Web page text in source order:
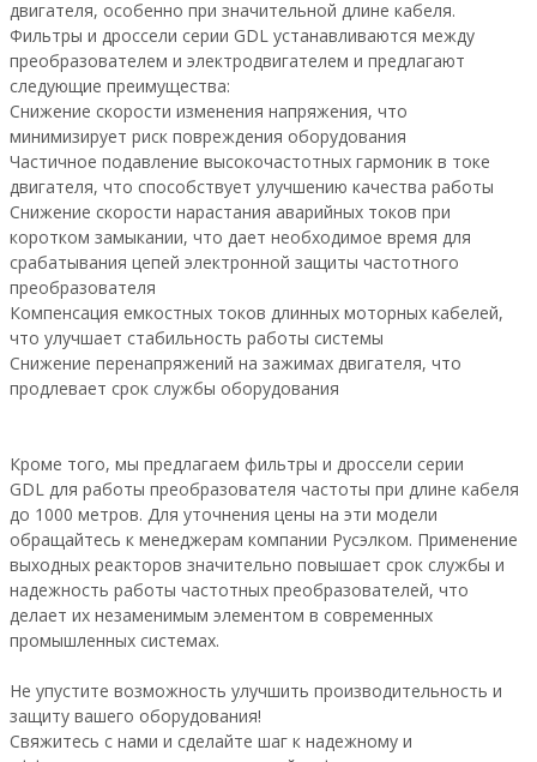
двигателя, особенно при значительной длине кабеля.
Фильтры и дроссели серии GDL устанавливаются между
преобразователем и электродвигателем и предлагают
следующие преимущества:
Снижение скорости изменения напряжения, что
минимизирует риск повреждения оборудования
Частичное подавление высокочастотных гармоник в токе
двигателя, что способствует улучшению качества работы
Снижение скорости нарастания аварийных токов при
коротком замыкании, что дает необходимое время для
срабатывания цепей электронной защиты частотного
преобразователя
Компенсация емкостных токов длинных моторных кабелей,
что улучшает стабильность работы системы
Снижение перенапряжений на зажимах двигателя, что
продлевает срок службы оборудования
Кроме того, мы предлагаем фильтры и дроссели серии
GDL для работы преобразователя частоты при длине кабеля
до 1000 метров. Для уточнения цены на эти модели
обращайтесь к менеджерам компании Русэлком. Применение
выходных реакторов значительно повышает срок службы и
надежность работы частотных преобразователей, что
делает их незаменимым элементом в современных
промышленных системах.
Не упустите возможность улучшить производительность и
защиту вашего оборудования!
Свяжитесь с нами и сделайте шаг к надежному и